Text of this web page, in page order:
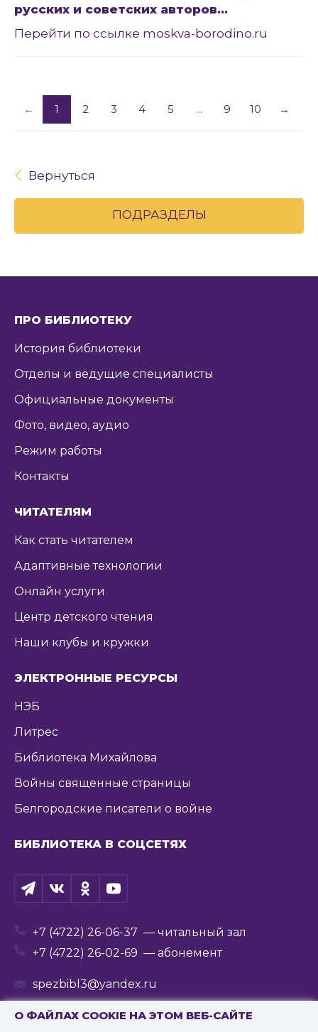
О ФАЙЛАХ COOKIE НА ЭТОМ ВЕБ-САЙТЕ
русских и советских авторов...
Перейти по ссылке moskva-borodino.ru
← 1 2 3 4 5 ... 9 10 →
Вернуться
ПОДРАЗДЕЛЫ
ПРО БИБЛИОТЕКУ
История библиотеки
Отделы и ведущие специалисты
Официальные документы
Фото, видео, аудио
Режим работы
Контакты
ЧИТАТЕЛЯМ
Как стать читателем
Адаптивные технологии
Онлайн услуги
Центр детского чтения
Наши клубы и кружки
ЭЛЕКТРОННЫЕ РЕСУРСЫ
НЭБ
Литрес
Библиотека Михайлова
Войны священные страницы
Белгородские писатели о войне
БИБЛИОТЕКА В СОЦСЕТЯХ
+7 (4722) 26-06-37 — читальный зал
+7 (4722) 26-02-69 — абонемент
spezbibl3@yandex.ru